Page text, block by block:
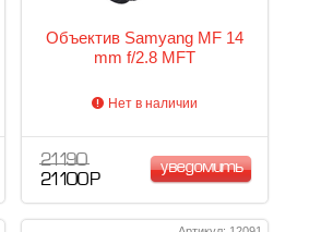
Объектив Samyang MF 14
mm f/2.8 MFT
Нет в наличии
21 190
21 100 Р
уведомить